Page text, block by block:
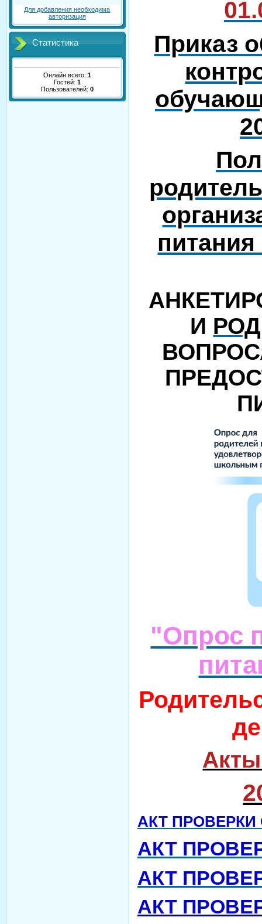
Для добавления необходима
авторизация
Статистика
Онлайн всего: 1
Гостей: 1
Пользователей: 0
Приказ
И
"Опрос
АКТ ПРОВЕРКИ
АКТ
АКТ
АКТ